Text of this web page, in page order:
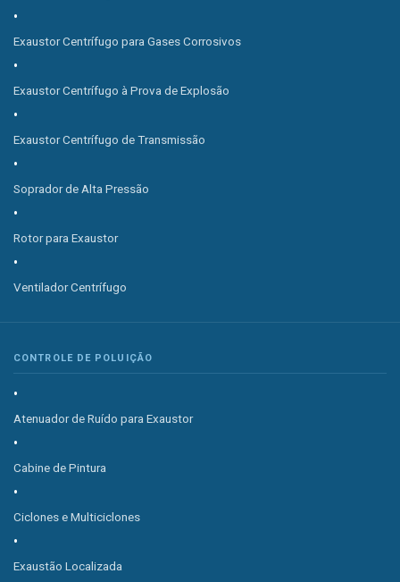
Exaustor Centrífugo para Gases Corrosivos
Exaustor Centrífugo à Prova de Explosão
Exaustor Centrífugo de Transmissão
Soprador de Alta Pressão
Rotor para Exaustor
Ventilador Centrífugo
CONTROLE DE POLUIÇÃO
Atenuador de Ruído para Exaustor
Cabine de Pintura
Ciclones e Multiciclones
Exaustão Localizada